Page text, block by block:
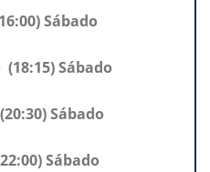
Sábado
Sábado
Sábado
Sábado